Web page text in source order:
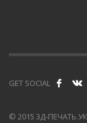
GET SOCIAL
© 2015 3Д-